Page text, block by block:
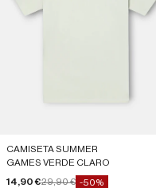
CAMISETA SUMMER
GAMES VERDE CLARO
Precio de oferta
14,90 €Precio normal
29,90 € -50%